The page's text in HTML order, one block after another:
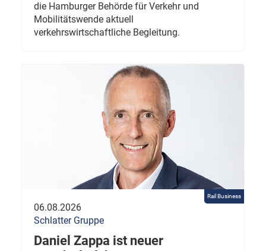
die Hamburger Behörde für Verkehr und
Mobilitätswende aktuell
verkehrswirtschaftliche Begleitung.
Rail Business
06.08.2026
Schlatter Gruppe
Daniel Zappa ist neuer